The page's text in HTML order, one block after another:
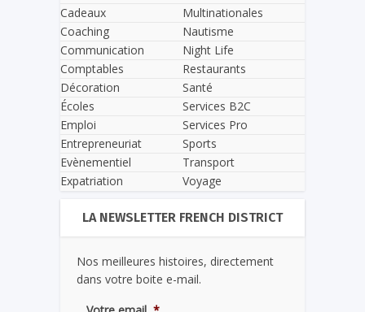
Cadeaux
Coaching
Communication
Comptables
Décoration
Écoles
Emploi
Entrepreneuriat
Evènementiel
Expatriation
Multinationales
Nautisme
Night Life
Restaurants
Santé
Services B2C
Services Pro
Sports
Transport
Voyage
LA NEWSLETTER FRENCH DISTRICT
Nos meilleures histoires, directement
dans votre boite e-mail.